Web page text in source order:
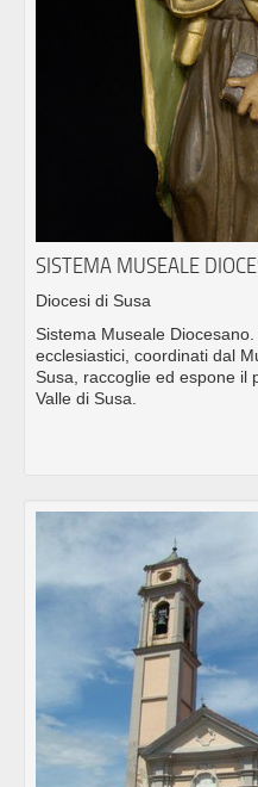
SISTEMA MUSEALE
Diocesi di Susa
Sistema Museale
ecclesiastici, coordinati dal
Susa, raccoglie ed espone il
Valle di Susa.